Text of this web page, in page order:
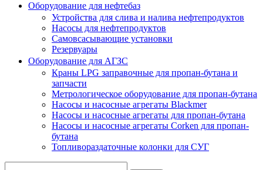
Оборудование для нефтебаз
Устройства для слива и налива нефтепродуктов
Насосы для нефтепродуктов
Самовсасывающие установки
Резервуары
Оборудование для АГЗС
Краны LPG заправочные для пропан-бутана и
запчасти
Метрологическое оборудование для пропан-бутана
Насосы и насосные агрегаты Blackmer
Насосы и насосные агрегаты для пропан-бутана
Насосы и насосные агрегаты Corken для пропан-
бутана
Топливораздаточные колонки для СУГ